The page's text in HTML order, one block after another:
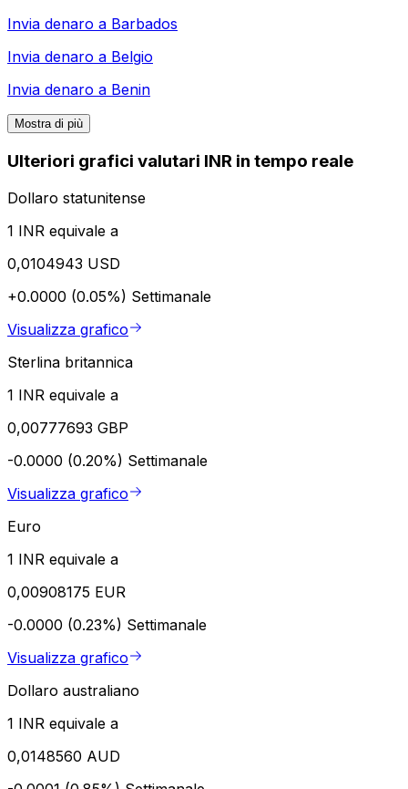
Invia denaro a Barbados
Invia denaro a Belgio
Invia denaro a Benin
Mostra di più
Ulteriori grafici valutari INR in tempo reale
Dollaro statunitense
1 INR equivale a
0,0104943 USD
+0.0000 (0.05%) Settimanale
Visualizza grafico
Sterlina britannica
1 INR equivale a
0,00777693 GBP
-0.0000 (0.20%) Settimanale
Visualizza grafico
Euro
1 INR equivale a
0,00908175 EUR
-0.0000 (0.23%) Settimanale
Visualizza grafico
Dollaro australiano
1 INR equivale a
0,0148560 AUD